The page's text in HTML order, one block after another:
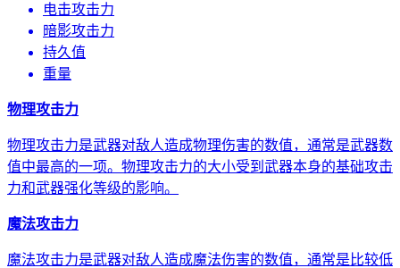
电击攻击力
暗影攻击力
持久值
重量
物理攻击力
物理攻击力是武器对敌人造成物理伤害的数值，通常是武器数
值中最高的一项。物理攻击力的大小受到武器本身的基础攻击
力和武器强化等级的影响。
魔法攻击力
魔法攻击力是武器对敌人造成魔法伤害的数值，通常是比较低